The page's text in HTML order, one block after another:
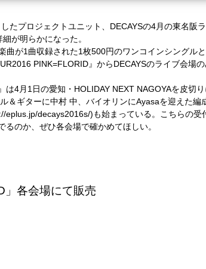
たプロジェクトユニット、DECAYSの4月の東名阪
が明らかになった。
曲が1曲収録された1枚500円のワンコインシングル
PINK=FLORID』からDECAYSのライブ会場
4月1日の愛知・HOLIDAY NEXT NAGOYAを皮切
＆ギターに中村 中、バイオリンにAyasaを迎えた
decays2016s/)も始まっている。こちらの
のか、ぜひ各会場で確かめてほしい。
各会場にて販売